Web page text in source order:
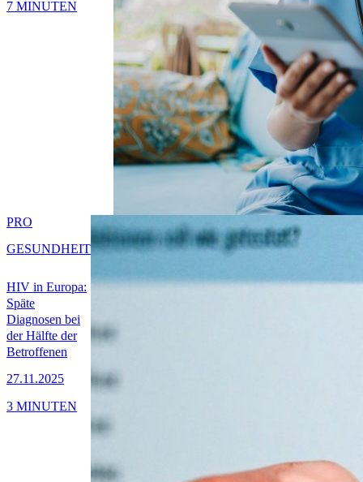
7 MINUTEN
HIV in Europa:
Späte
Diagnosen bei
der Hälfte der
Betroffenen
27.11.2025
PRO
GESUNDHEIT
3 MINUTEN